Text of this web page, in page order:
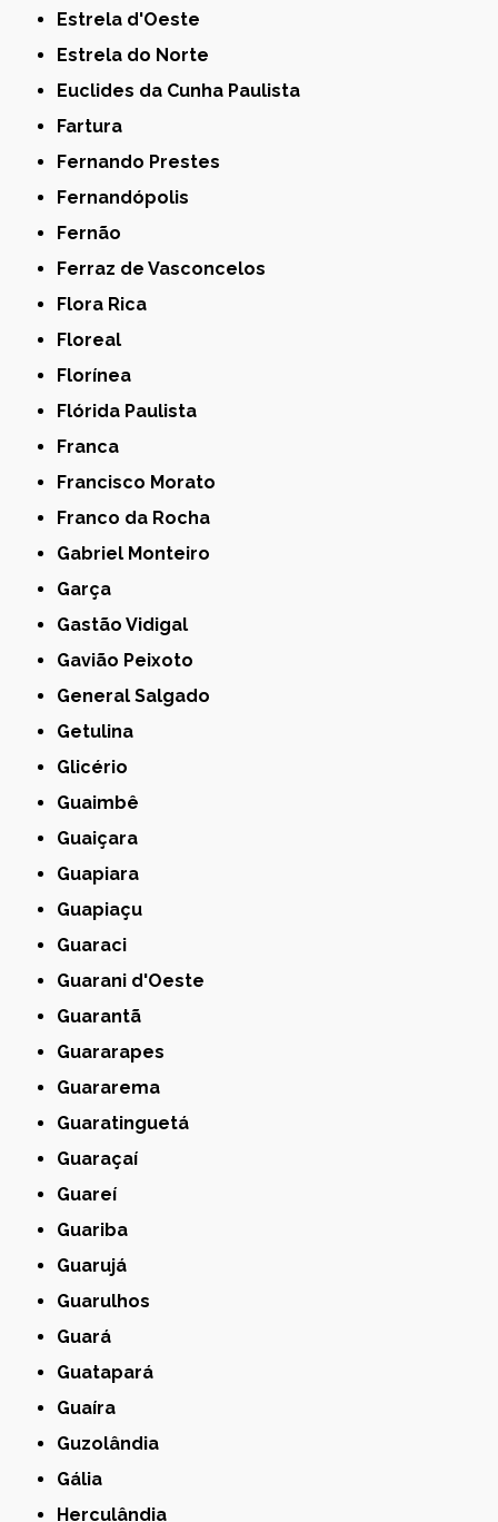
Estrela d'Oeste
Estrela do Norte
Euclides da Cunha Paulista
Fartura
Fernando Prestes
Fernandópolis
Fernão
Ferraz de Vasconcelos
Flora Rica
Floreal
Florínea
Flórida Paulista
Franca
Francisco Morato
Franco da Rocha
Gabriel Monteiro
Garça
Gastão Vidigal
Gavião Peixoto
General Salgado
Getulina
Glicério
Guaimbê
Guaiçara
Guapiara
Guapiaçu
Guaraci
Guarani d'Oeste
Guarantã
Guararapes
Guararema
Guaratinguetá
Guaraçaí
Guareí
Guariba
Guarujá
Guarulhos
Guará
Guatapará
Guaíra
Guzolândia
Gália
Herculândia